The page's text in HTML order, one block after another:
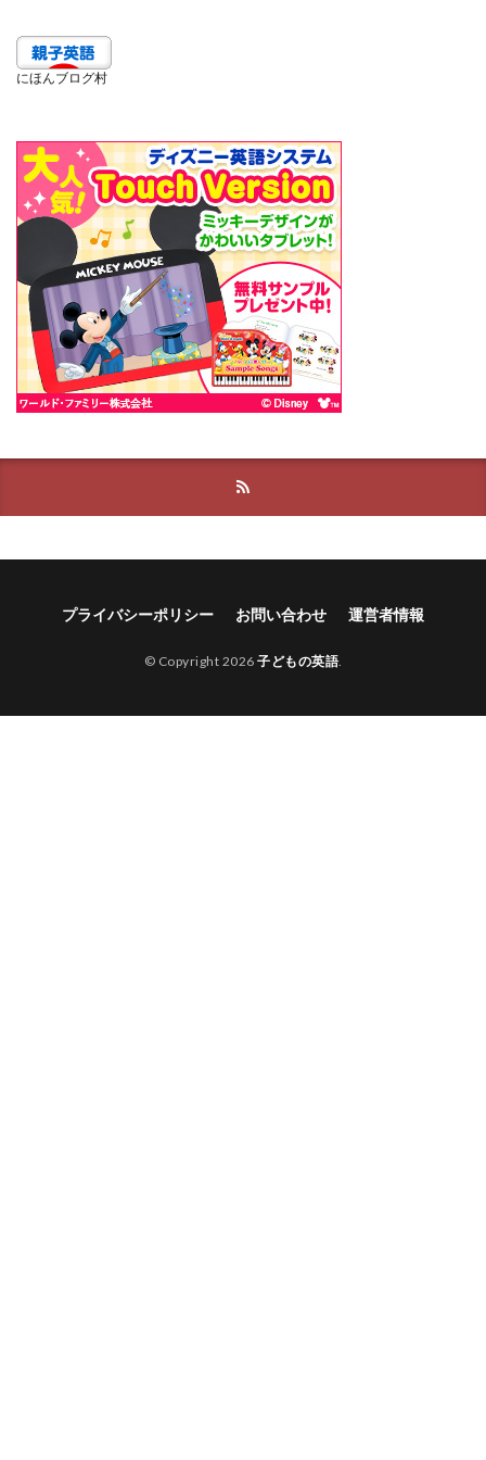
にほんブログ村
プライバシーポリシー お問い合わせ 運営者情報
© Copyright 2026 子どもの英語.